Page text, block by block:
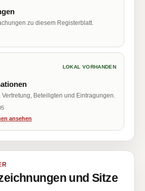
zu diesem Registerblatt.
LOKAL VORHANDEN
Vertretung, Beteiligten und Eintragungen.
ansehen
und Sitze